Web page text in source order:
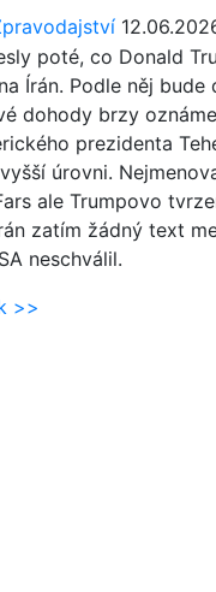
poté, co Donald
Írán. Podle něj bude
dohody brzy
prezidenta
úrovni.
ale Trumpovo
zatím žádný text
neschválil.
>>